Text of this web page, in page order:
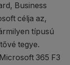
Business
célja az,
típusú
tegye.
365 F3